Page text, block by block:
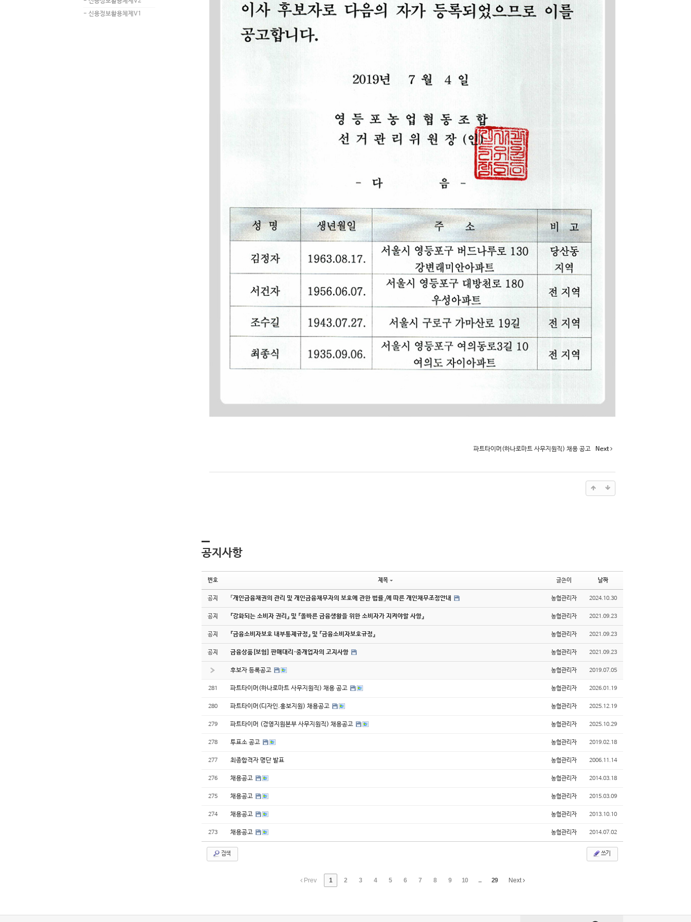
- 신용정보활용체제V1
파트타이머(하나로마트 사무지원직) 채용 공고 Next
공지사항
번호 제목 글쓴이 날짜
공지 「개인금융채권의 관리 및 개인금융채무자의 보호에 관한 법률」에 따른 개인채무조정안내 농협관리자 2024.10.30
공지 『강화되는 소비자 권리』 및 『올바른 금융생활을 위한 소비자가 지켜야할 사항』 농협관리자 2021.09.23
공지 『금융소비자보호 내부통제규정』 및 『금융소비자보호규정』 농협관리자 2021.09.23
공지 금융상품[보험] 판매대리·중개업자의 고지사항 농협관리자 2021.09.23
» 후보자 등록공고 농협관리자 2019.07.05
281 파트타이머(하나로마트 사무지원직) 채용 공고 농협관리자 2026.01.19
280 파트타이머(디자인.홍보지원) 채용공고 농협관리자 2025.12.19
279 파트타이머 (경영지원본부 사무지원직) 채용공고 농협관리자 2025.10.29
278 투표소 공고 농협관리자 2019.02.18
277 최종합격자 명단 발표 농협관리자 2006.11.14
276 채용공고 농협관리자 2014.03.18
275 채용공고 농협관리자 2015.03.09
274 채용공고 농협관리자 2013.10.10
273 채용공고 농협관리자 2014.07.02
검색 쓰기
Prev 1 2 3 4 5 6 7 8 9 10 ... 29 Next